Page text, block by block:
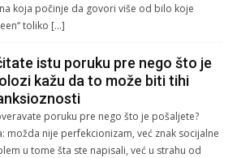
koja počinje da govori više od bilo koje
toliko […]
istu poruku pre nego što je
kažu da to može biti tihi
poruku pre nego što je pošaljete?
možda nije perfekcionizam, već znak socijalne
u tome šta ste napisali, već u strahu od